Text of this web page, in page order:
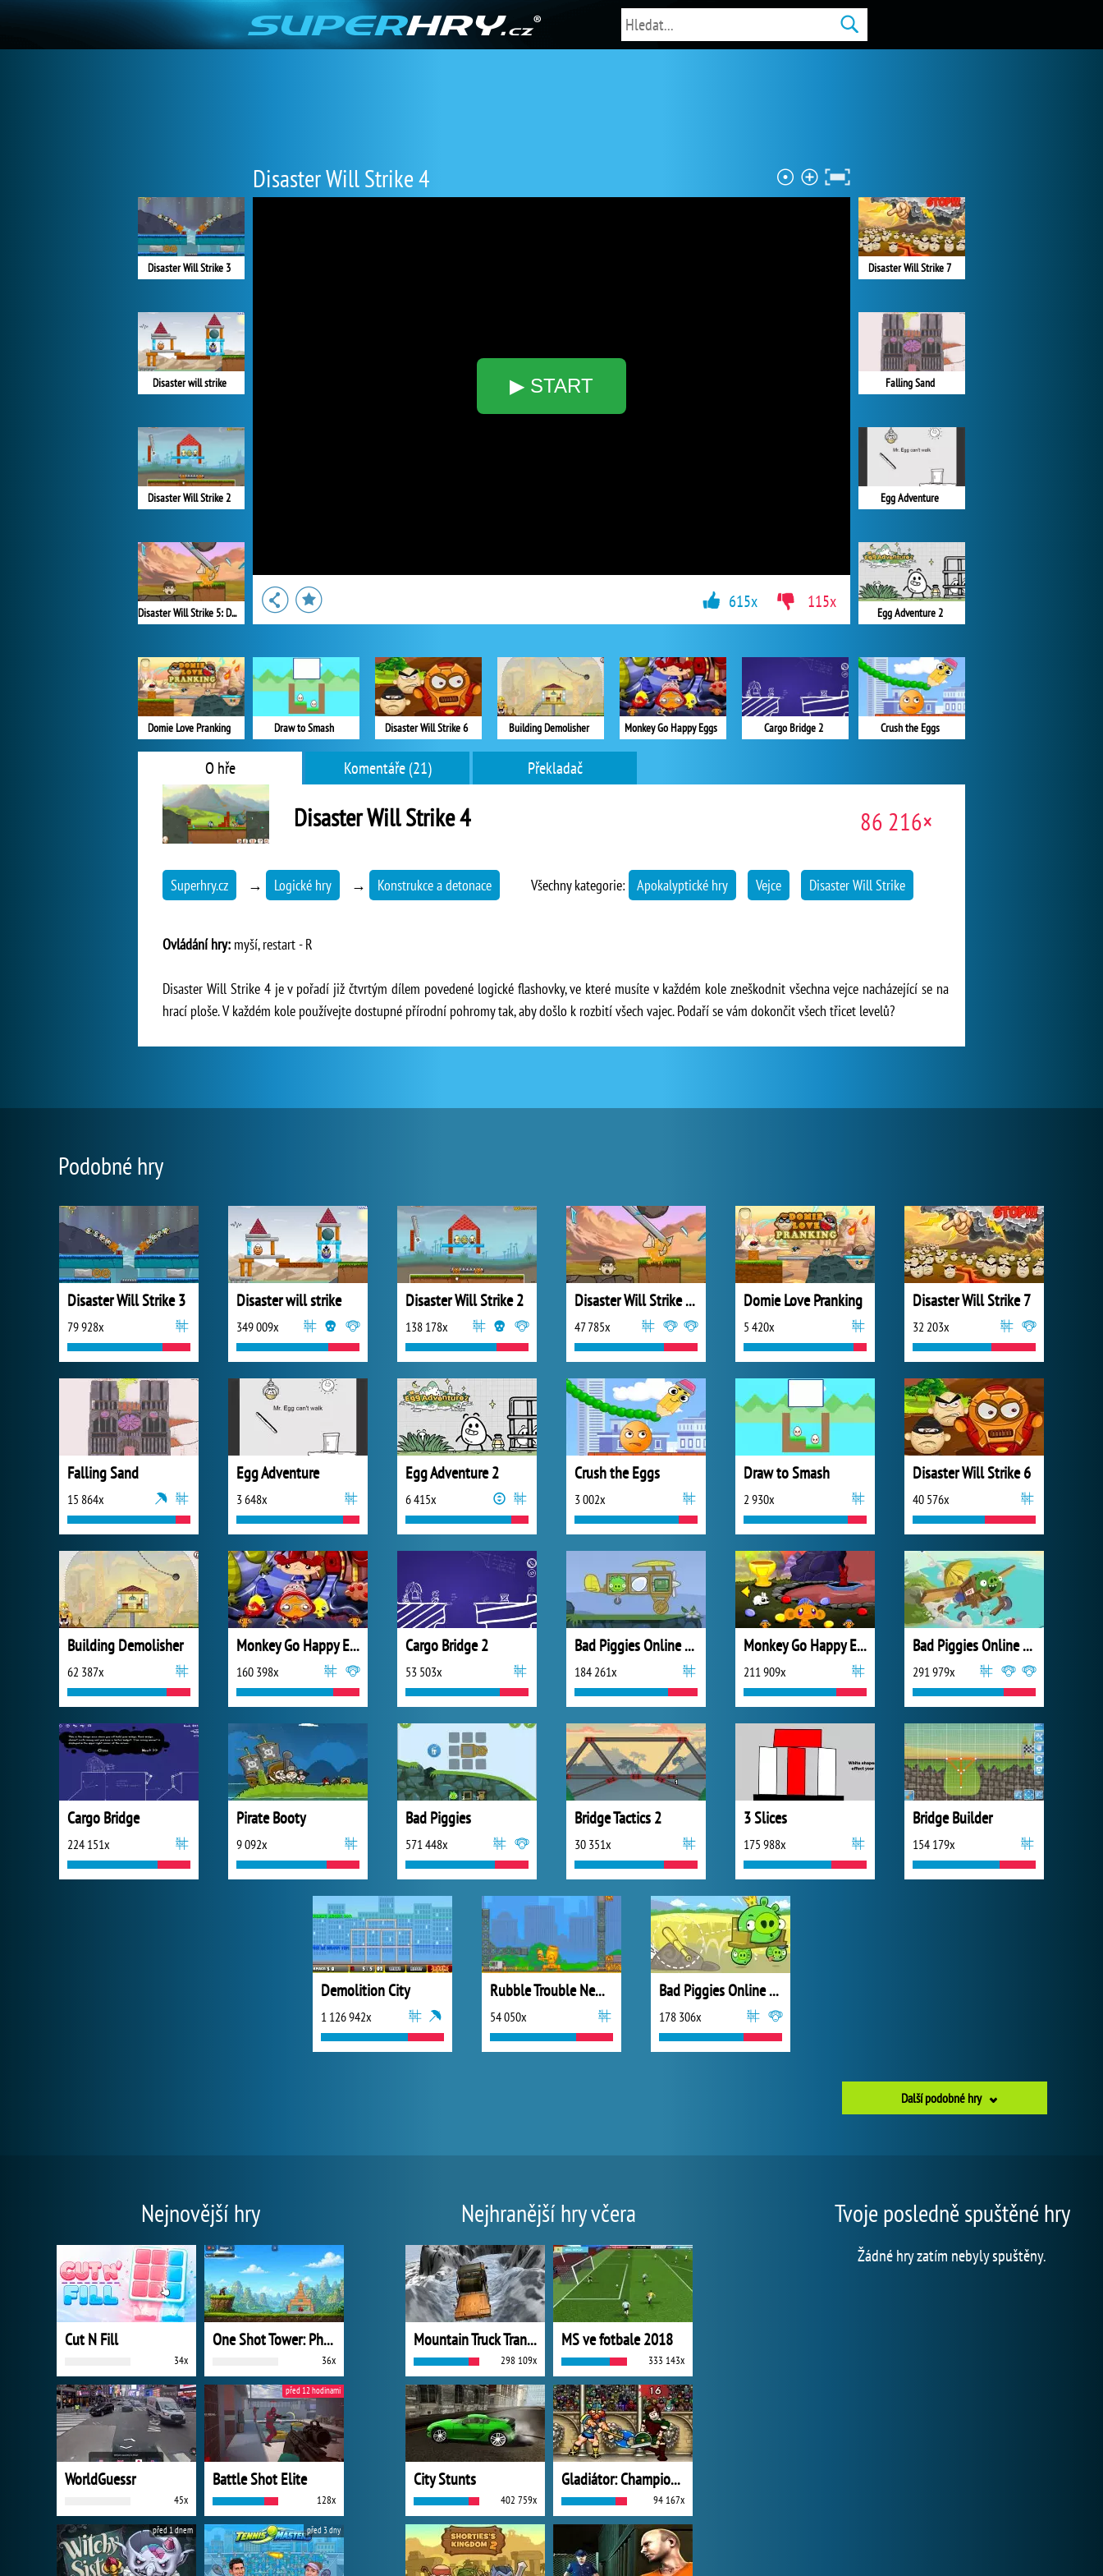
Disaster Will Strike 4
▶ START
Disaster Will Strike 3
Disaster will strike
Disaster Will Strike 2
Disaster Will Strike 5: Defender
Domie Love Pranking
Disaster Will Strike 7
Falling Sand
Egg Adventure
Egg Adventure 2
Crush the Eggs
Draw to Smash Disaster Will Strike 6 Building Demolisher Monkey Go Happy Eggs Cargo Bridge 2
615x 115x
O hře Komentáře (21) Překladač
Disaster Will Strike 4 86 216×
Superhry.cz → Logické hry → Konstrukce a detonace Všechny kategorie: Apokalyptické hry Vejce Disaster Will Strike
Ovládání hry: myší, restart - R
Disaster Will Strike 4 je v pořadí již čtvrtým dílem povedené logické flashovky, ve které musíte v každém kole zneškodnit všechna vejce nacházející se na
hrací ploše. V každém kole používejte dostupné přírodní pohromy tak, aby došlo k rozbití všech vajec. Podaří se vám dokončit všech třicet levelů?
Podobné hry
Disaster Will Strike 3
79 928x
Disaster will strike
349 009x
Disaster Will Strike 2
138 178x
Disaster Will Strike 5: Defender
47 785x
Domie Love Pranking
5 420x
Disaster Will Strike 7
32 203x
Falling Sand
15 864x
Egg Adventure
3 648x
Egg Adventure 2
6 415x
Crush the Eggs
3 002x
Draw to Smash
2 930x
Disaster Will Strike 6
40 576x
Building Demolisher
62 387x
Monkey Go Happy Eggs
160 398x
Cargo Bridge 2
53 503x
Bad Piggies Online 2018
184 261x
Monkey Go Happy Easter
211 909x
Bad Piggies Online 2015
291 979x
Cargo Bridge
224 151x
Pirate Booty
9 092x
Bad Piggies
571 448x
Bridge Tactics 2
30 351x
3 Slices
175 988x
Bridge Builder
154 179x
Demolition City
1 126 942x
Rubble Trouble New York
54 050x
Bad Piggies Online 2017
178 306x
Další podobné hry
Nejnovější hry
Cut N Fill
34x
One Shot Tower: Physics Destroyer
36x
WorldGuessr
45x
Battle Shot Elite
128x
před 12 hodinami
před 1 dnem před 3 dny
Nejhranější hry včera
Mountain Truck Transport
298 109x
MS ve fotbale 2018
333 143x
City Stunts
402 759x
Gladiátor: Champions Sprint
94 167x
Tvoje posledně spuštěné hry
Žádné hry zatím nebyly spuštěny.